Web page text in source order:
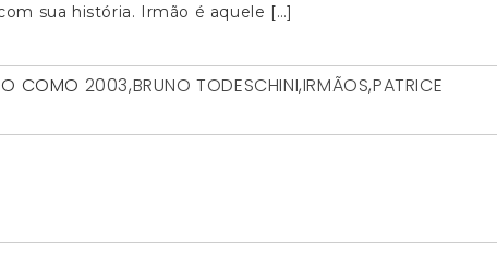
sua história. Irmão é aquele […]
COMO 2003,BRUNO TODESCHINI,IRMÃOS,PATRICE